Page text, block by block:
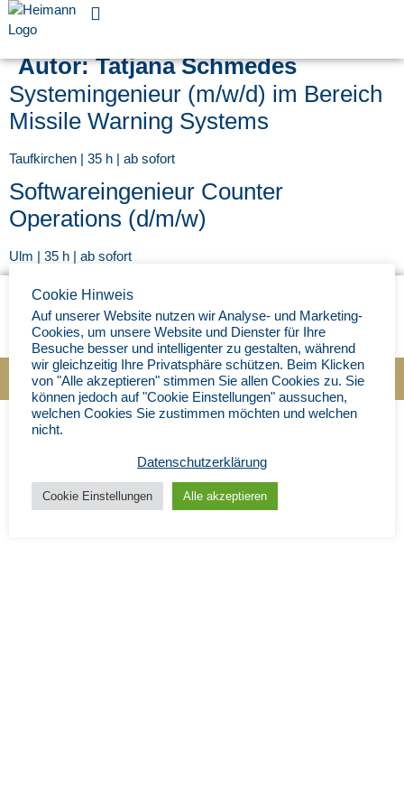
Autor:Tatjana Schmedes
Systemingenieur (m/w/d) im Bereich
Missile Warning Systems
Taufkirchen | 35 h | ab sofort
Softwareingenieur Counter
Operations (d/m/w)
Ulm | 35 h | ab sofort
Impressum| Datenschutz |© Ingenieurbüro Heimann 2025
Cookie Hinweis
Auf unserer Website nutzen wir Analyse- und Marketing-
Cookies, um unsere Website und Dienster für Ihre
Besuche besser und intelligenter zu gestalten, während
wir gleichzeitig Ihre Privatsphäre schützen. Beim Klicken
von "Alle akzeptieren" stimmen Sie allen Cookies zu. Sie
können jedoch auf "Cookie Einstellungen" aussuchen,
welchen Cookies Sie zustimmen möchten und welchen
nicht.
Datenschutzerklärung
Cookie Einstellungen Alle akzeptieren